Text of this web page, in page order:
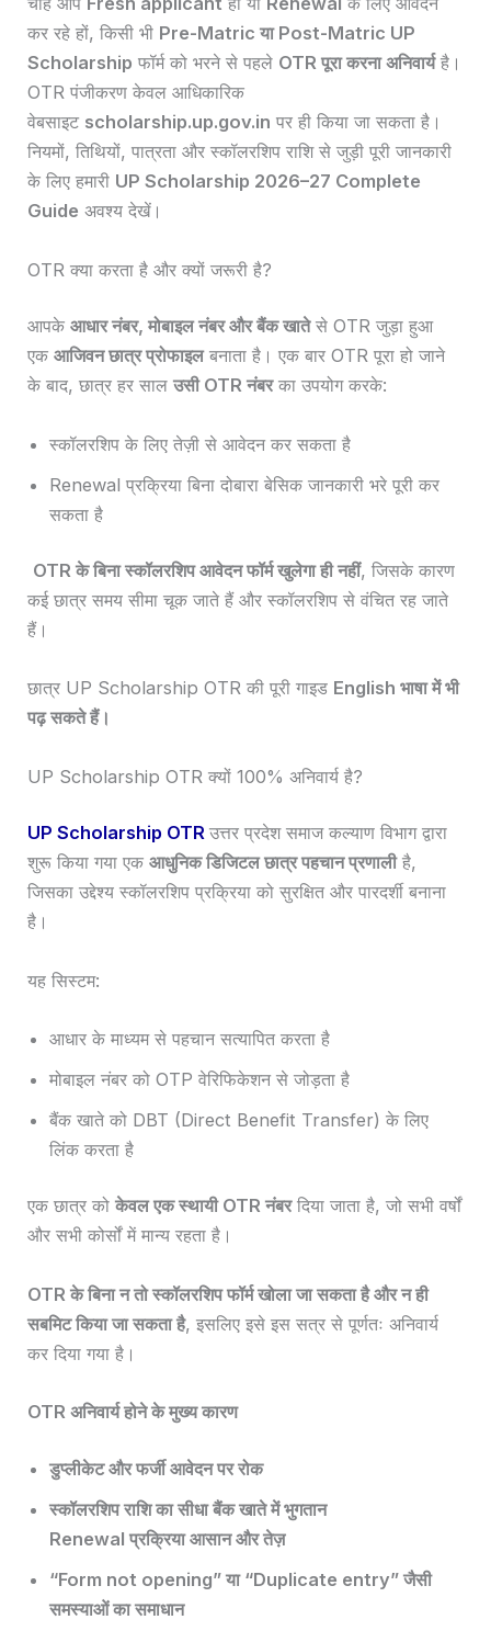
कर रहे हों, किसी भी Pre-Matric या Post-Matric UP
Scholarship फॉर्म को भरने से पहले OTR पूरा करना अनिवार्यहै।
OTR पंजीकरण केवल आधिकारिक
वेबसाइट scholarship.up.gov.in पर ही किया जा सकता है।
नियमों, तिथियों, पात्रता और स्कॉलरशिप राशि से जुड़ी पूरी जानकारी
के लिए हमारी UP Scholarship 2026–27 Complete
Guide अवश्य देखें।
OTR क्या करता है और क्यों जरूरी है?
आपकेआधार नंबर, मोबाइल नंबर और बैंक खातेसे OTR जुड़ा हुआ
एकआजिवन छात्र प्रोफाइलबनाता है। एक बार OTR पूरा हो जाने
के बाद, छात्र हर सालउसी OTR नंबरका उपयोग करके:
स्कॉलरशिप के लिए तेज़ी से आवेदन कर सकता है
Renewal प्रक्रिया बिना दोबारा बेसिक जानकारी भरे पूरी कर
सकता है
OTR के बिना स्कॉलरशिप आवेदन फॉर्म खुलेगा ही नहीं, जिसके कारण
कई छात्र समय सीमा चूक जाते हैं और स्कॉलरशिप से वंचित रह जाते
हैं।
छात्र UP Scholarship OTR की पूरी गाइड English भाषा में भी
पढ़ सकते हैं।
UP Scholarship OTR क्यों 100% अनिवार्य है?
UP Scholarship OTRउत्तर प्रदेश समाज कल्याण विभाग द्वारा
शुरू किया गया एकआधुनिक डिजिटल छात्र पहचान प्रणालीहै,
जिसका उद्देश्य स्कॉलरशिप प्रक्रिया को सुरक्षित और पारदर्शी बनाना
है।
यह सिस्टम:
आधार के माध्यम से पहचान सत्यापित करता है
मोबाइल नंबर को OTP वेरिफिकेशन से जोड़ता है
बैंक खाते को DBT (Direct Benefit Transfer) के लिए
लिंक करता है
एक छात्र कोकेवल एक स्थायी OTR नंबरदिया जाता है, जो सभी वर्षों
और सभी कोर्सों में मान्य रहता है।
OTR के बिना न तो स्कॉलरशिप फॉर्म खोला जा सकता है और न ही
सबमिट किया जा सकता है, इसलिए इसे इस सत्र से पूर्णतः अनिवार्य
कर दिया गया है।
OTR अनिवार्य होने के मुख्य कारण
डुप्लीकेट और फर्जी आवेदन पर रोक
स्कॉलरशिप राशि का सीधा बैंक खाते में भुगतान
Renewal प्रक्रिया आसान और तेज़
“Form not opening” या “Duplicate entry” जैसी
समस्याओं का समाधान